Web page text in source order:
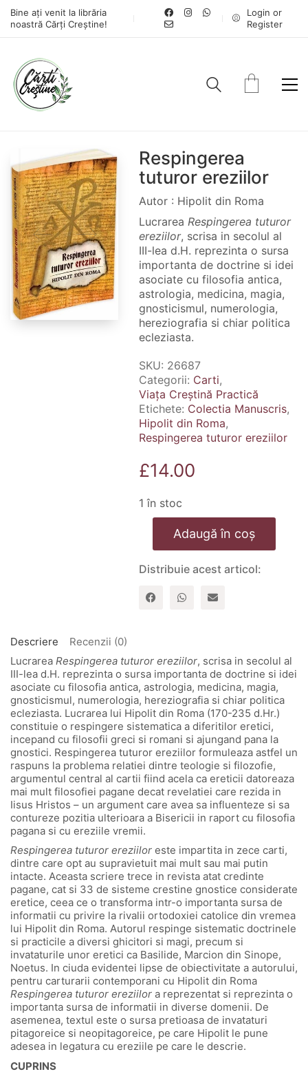
Bine ați venit la librăria
noastră Cărți Creștine!
Login or
Register
Respingerea
tuturor ereziilor
Autor : Hipolit din Roma
Lucrarea Respingerea tuturor
ereziilor, scrisa in secolul al
III-lea d.H. reprezinta o sursa
importanta de doctrine si idei
asociate cu filosofia antica,
astrologia, medicina, magia,
gnosticismul, numerologia,
hereziografia si chiar politica
ecleziasta.
SKU: 26687
Categorii: Carti,
Viața Creștină Practică
Etichete: Colectia Manuscris,
Hipolit din Roma,
Respingerea tuturor ereziilor
£14.00
1 în stoc
Cantitate
Respingerea
tuturor
ereziilor
Adaugă în coș
Distribuie acest articol:
Descriere
Recenzii (0)
Lucrarea Respingerea tuturor ereziilor, scrisa in secolul al
III-lea d.H. reprezinta o sursa importanta de doctrine si idei
asociate cu filosofia antica, astrologia, medicina, magia,
gnosticismul, numerologia, hereziografia si chiar politica
ecleziasta. Lucrarea lui Hipolit din Roma (170-235 d.Hr.)
constituie o respingere sistematica a diferitilor eretici,
incepand cu filosofii greci si romani si ajungand pana la
gnostici. Respingerea tuturor ereziilor formuleaza astfel un
raspuns la problema relatiei dintre teologie si filozofie,
argumentul central al cartii fiind acela ca ereticii datoreaza
mai mult filosofiei pagane decat revelatiei care rezida in
Iisus Hristos – un argument care avea sa influenteze si sa
contureze pozitia ulterioara a Bisericii in raport cu filosofia
pagana si cu ereziile vremii.
Respingerea tuturor ereziilor este impartita in zece carti,
dintre care opt au supravietuit mai mult sau mai putin
intacte. Aceasta scriere trece in revista atat credinte
pagane, cat si 33 de sisteme crestine gnostice considerate
eretice, ceea ce o transforma intr-o importanta sursa de
informatii cu privire la rivalii ortodoxiei catolice din vremea
lui Hipolit din Roma. Autorul respinge sistematic doctrinele
si practicile a diversi ghicitori si magi, precum si
invataturile unor eretici ca Basilide, Marcion din Sinope,
Noetus. In ciuda evidentei lipse de obiectivitate a autorului,
pentru carturarii contemporani cu Hipolit din Roma
Respingerea tuturor ereziilor a reprezentat si reprezinta o
importanta sursa de informatii in diverse domenii. De
asemenea, textul este o sursa pretioasa de invataturi
pitagoreice si neopitagoreice, pe care Hipolit le pune
adesea in legatura cu ereziile pe care le descrie.
CUPRINS